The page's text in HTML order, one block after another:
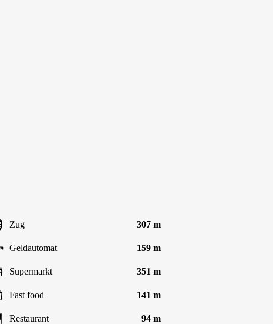
Zug 307 m
Geldautomat 159 m
Supermarkt 351 m
Fast food 141 m
Restaurant 94 m